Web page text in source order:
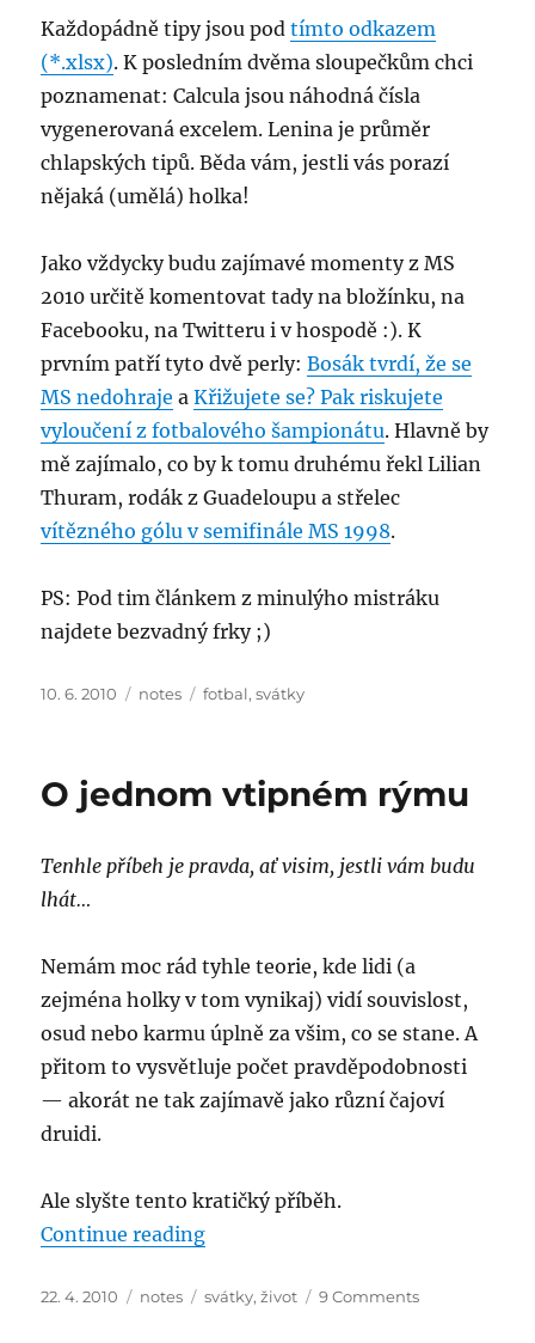
Každopádně tipy jsou podtímto odkazem
(*.xlsx). K posledním dvěma sloupečkům chci
poznamenat: Calcula jsou náhodná čísla
vygenerovaná excelem. Lenina je průměr
chlapských tipů. Běda vám, jestli vás porazí
nějaká (umělá) holka!
Jako vždycky budu zajímavé momenty z MS
2010 určitě komentovat tady na bložínku, na
Facebooku, na Twitteru i v hospodě :). K
prvním patří tyto dvě perly:Bosák tvrdí, že se
MS nedohraje aKřižujete se? Pak riskujete
vyloučení z fotbalového šampionátu. Hlavně by
mě zajímalo, co by k tomu druhému řekl Lilian
Thuram, rodák z Guadeloupu a střelec
vítězného gólu v semifinále MS 1998.
PS: Pod tim článkem z minulýho mistráku
najdete bezvadný frky ;)
Posted
10. 6. 2010 Categories
notes Tags
fotbal,svátky
O jednom vtipném rýmu
Tenhle příbeh je pravda, ať visim, jestli vám budu
lhát…
Nemám moc rád tyhle teorie, kde lidi (a
zejména holky v tom vynikaj) vidí souvislost,
osud nebo karmu úplně za všim, co se stane. A
přitom to vysvětluje počet pravděpodobnosti
— akorát ne tak zajímavě jako různí čajoví
druidi.
Ale slyšte tento kratičký příběh.
Continue reading“O jednom vtipném rýmu”
Posted
22. 4. 2010 Categories
notes Tags
svátky,život 9 Commentson